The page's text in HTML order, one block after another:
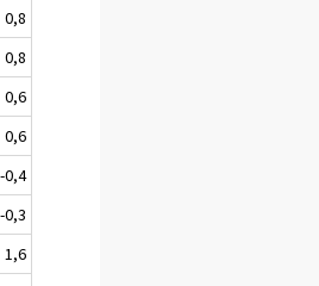
0,8
0,8
0,6
0,6
-0,4
-0,3
1,6